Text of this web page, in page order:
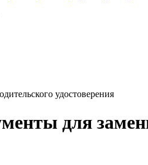
удостоверения
для